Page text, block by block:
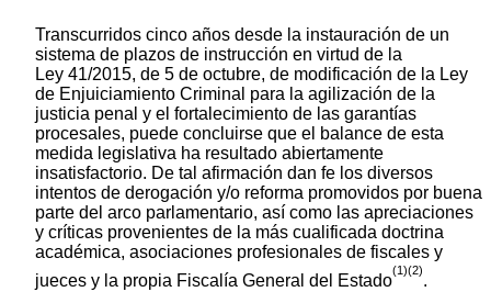
Transcurridos cinco años desde la instauración de un
sistema de plazos de instrucción en virtud de la
Ley 41/2015, de 5 de octubre, de modificación de la Ley
de Enjuiciamiento Criminal para la agilización de la
justicia penal y el fortalecimiento de las garantías
procesales, puede concluirse que el balance de esta
medida legislativa ha resultado abiertamente
insatisfactorio. De tal afirmación dan fe los diversos
intentos de derogación y/o reforma promovidos por buena
parte del arco parlamentario, así como las apreciaciones
y críticas provenientes de la más cualificada doctrina
académica, asociaciones profesionales de fiscales y
jueces y la propia Fiscalía General del Estado
(1)(2)
.